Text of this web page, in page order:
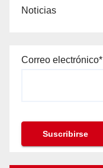
Noticias
Correo electrónico*